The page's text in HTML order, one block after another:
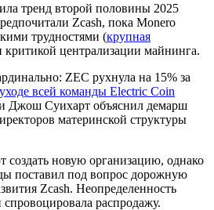
тренд второй половины 2025
Zcash, пока Monero
трудностями (крупная
критикой централизации майнинга.
ZEC рухнула на 15% за
уходе всей команды Electric Coin
Джош Суихарт объяснил демарш
материнской структуры
создать новую организацию, однако
поставил под вопрос дорожную
Zcash. Неопределенность
распродажу.